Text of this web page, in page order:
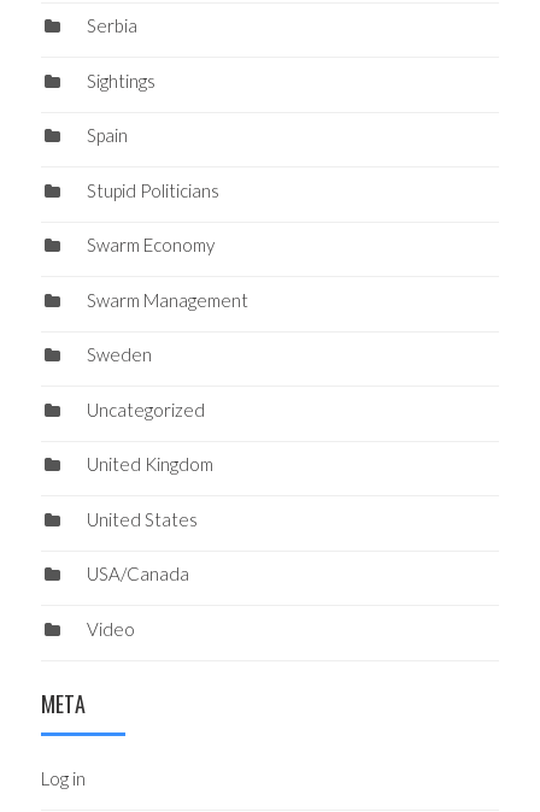
Serbia
Sightings
Spain
Stupid Politicians
Swarm Economy
Swarm Management
Sweden
Uncategorized
United Kingdom
United States
USA/Canada
Video
META
Log in